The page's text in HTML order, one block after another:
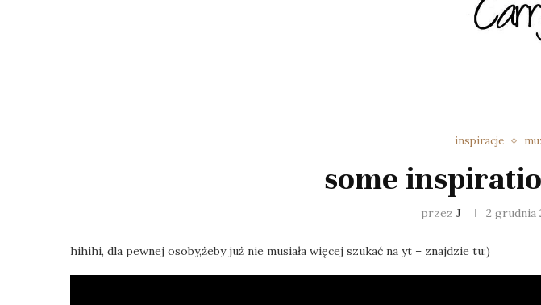
inspiracje
some
przez J 2 grudnia
hihihi, dla pewnej osoby,żeby już nie musiała więcej szukać na yt – znajdzie tu:)